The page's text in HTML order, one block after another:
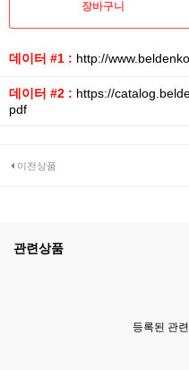
데이터 #1 : http://
데이터 #2 : https://
pdf
이전상품
관련상품
등록된 관